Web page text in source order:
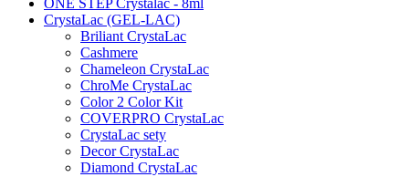
ONE STEP Crystalac - 8ml
CrystaLac (GEL-LAC)
Briliant CrystaLac
Cashmere
Chameleon CrystaLac
ChroMe CrystaLac
Color 2 Color Kit
COVERPRO CrystaLac
CrystaLac sety
Decor CrystaLac
Diamond CrystaLac